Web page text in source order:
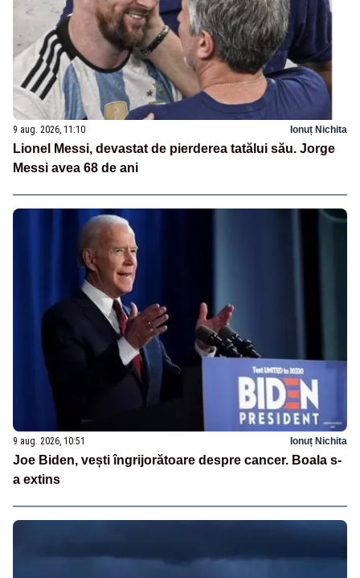
9 aug. 2026, 11:10 Ionuț Nichita
Lionel Messi, devastat de pierderea tatălui său. Jorge
Messi avea 68 de ani
9 aug. 2026, 10:51 Ionuț Nichita
Joe Biden, vești îngrijorătoare despre cancer. Boala s-
a extins